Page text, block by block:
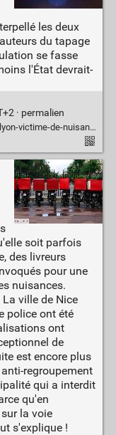
les deux
du tapage
se fasse
l'État devrait-
· permalien
a-la-carabine-sur-des-jeunes-dans-la-rue
soit parfois
des livreurs
pour une
nuisances.
ville de Nice
police ont été
ont
de
est encore plus
regroupement
qui a interdit
qu'en
la voie
s'explique !